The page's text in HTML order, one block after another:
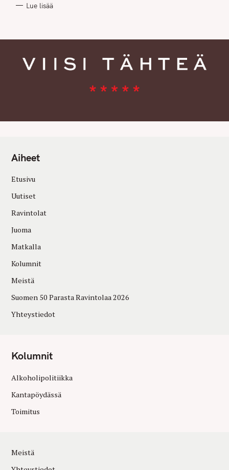
I
Lue lisää
Aiheet
Etusivu
Uutiset
Ravintolat
Juoma
Matkalla
Kolumnit
Meistä
Suomen 50 Parasta Ravintolaa 2026
Yhteystiedot
Kolumnit
Alkoholipolitiikka
Kantapöydässä
Toimitus
Meistä